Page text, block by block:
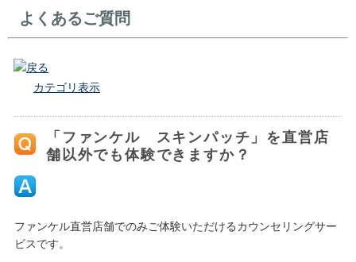
よくあるご質問
戻る
カテゴリ表示
「ファンケル スキンパッチ」を直営店
舗以外でも体験できますか？
ファンケル直営店舗でのみご体験いただけるカウンセリングサー
ビスです。